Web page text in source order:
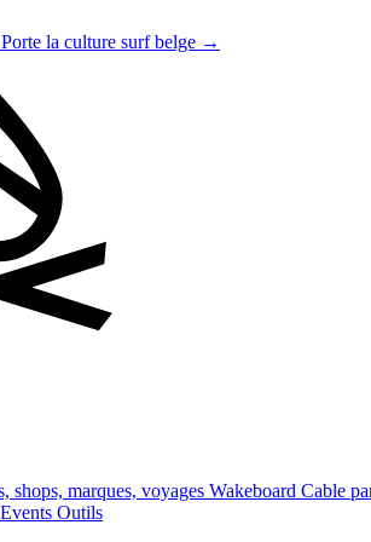
la culture surf belge →
shops, marques, voyages Wakeboard Cable
Events Outils